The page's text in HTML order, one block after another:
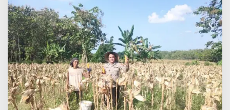
t
i
b
m
a
s
P
u